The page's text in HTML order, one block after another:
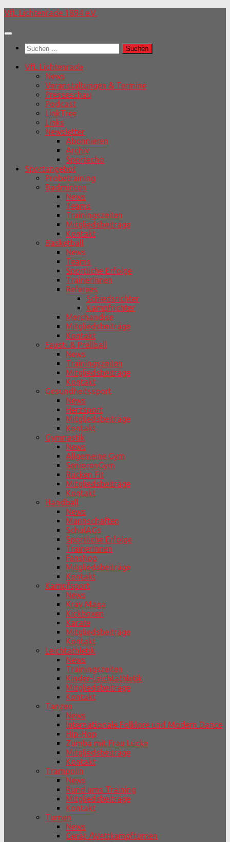
Unter
Inhalt
VfL Lichtenrade 1894 e.V.
Suchen
nach:
VfL Lichtenrade
News
Veranstaltungen & Termine
Presseschau
Podcast
LinkTree
Links
Newsletter
Abonnieren
Archiv
Sportecho
Sportangebot
Probetraining
Badminton
News
Teams
Trainingszeiten
Mitgliedsbeiträge
Kontakt
Basketball
News
Teams
Sportliche Erfolge
TrainerInnen
Referees
Schiedsrichter
Kampfrichter
Merchandise
Mitgliedsbeiträge
Kontakt
Faust- & Prellball
News
Trainingszeiten
Mitgliedsbeiträge
Kontakt
Gesundheitssport
News
Herzsport
Mitgliedsbeiträge
Kontakt
Gymnastik
News
Allgemeine Gym
SeniorenGym
Rücken Fit
Mitgliedsbeiträge
Kontakt
Handball
News
Mannschaften
SchulAGs
Sportliche Erfolge
TrainerInnen
Fanshop
Mitgliedsbeiträge
Kontakt
Kampfsport
News
Krav Maga
Kickboxen
Karate
Mitgliedsbeiträge
Kontakt
Leichtathletik
News
Trainingszeiten
Kinder-Leichtathletik
Mitgliedsbeiträge
Kontakt
Tanzen
News
Internationale Folklore und Modern Dance
Hip-Hop
Zumba mit Frau Lücke
Mitgliedsbeiträge
Kontakt
Trampolin
News
Rund ums Training
Mitgliedsbeiträge
Kontakt
Turnen
News
Gerät-/Wettkampfturnen